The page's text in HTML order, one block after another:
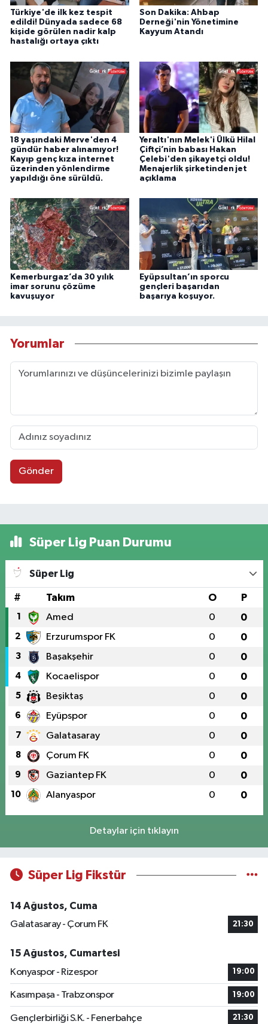
Türkiye'de ilk kez tespit
edildi! Dünyada sadece 68
kişide görülen nadir kalp
hastalığı ortaya çıktı
Son Dakika: Ahbap
Derneği'nin Yönetimine
Kayyum Atandı
18 yaşındaki Merve'den 4
gündür haber alınamıyor!
Kayıp genç kıza internet
üzerinden yönlendirme
yapıldığı öne sürüldü.
Yeraltı'nın Melek'i Ülkü Hilal
Çiftçi’nin babası Hakan
Çelebi'den şikayetçi oldu!
Menajerlik şirketinden jet
açıklama
Kemerburgaz’da 30 yılık
imar sorunu çözüme
kavuşuyor
Eyüpsultan’ın sporcu
gençleri başarıdan
başarıya koşuyor.
Yorumlar
Gönder
Süper Lig Puan Durumu
Süper Lig
# Takım O P
1 Amed 0 0
2 Erzurumspor FK 0 0
3 Başakşehir 0 0
4 Kocaelispor 0 0
5 Beşiktaş 0 0
6 Eyüpspor 0 0
7 Galatasaray 0 0
8 Çorum FK 0 0
9 Gaziantep FK 0 0
10 Alanyaspor 0 0
Detaylar için tıklayın
Süper Lig Fikstür
14 Ağustos, Cuma
Galatasaray - Çorum FK
21:30
15 Ağustos, Cumartesi
Konyaspor - Rizespor
19:00
Kasımpaşa - Trabzonspor 19:00
Gençlerbirliği S.K. - Fenerbahçe 21:30